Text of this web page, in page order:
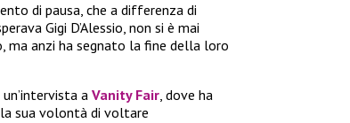
di pausa, che a differenza di
Gigi D’Alessio, non si è mai
ma anzi ha segnato la fine della loro
a Vanity Fair, dove ha
sua volontà di voltare